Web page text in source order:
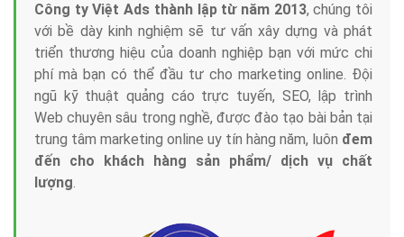
Công ty Việt Ads thành lập từ năm 2013, chúng tôi
với bề dày kinh nghiệm sẽ tư vấn xây dựng và phát
triển thương hiệu của doanh nghiệp bạn với mức chi
phí mà bạn có thể đầu tư cho marketing online. Đội
ngũ kỹ thuật quảng cáo trực tuyến, SEO, lập trình
Web chuyên sâu trong nghề, được đào tạo bài bản tại
trung tâm marketing online uy tín hàng năm, luôn đem
đến cho khách hàng sản phẩm/ dịch vụ chất
lượng.